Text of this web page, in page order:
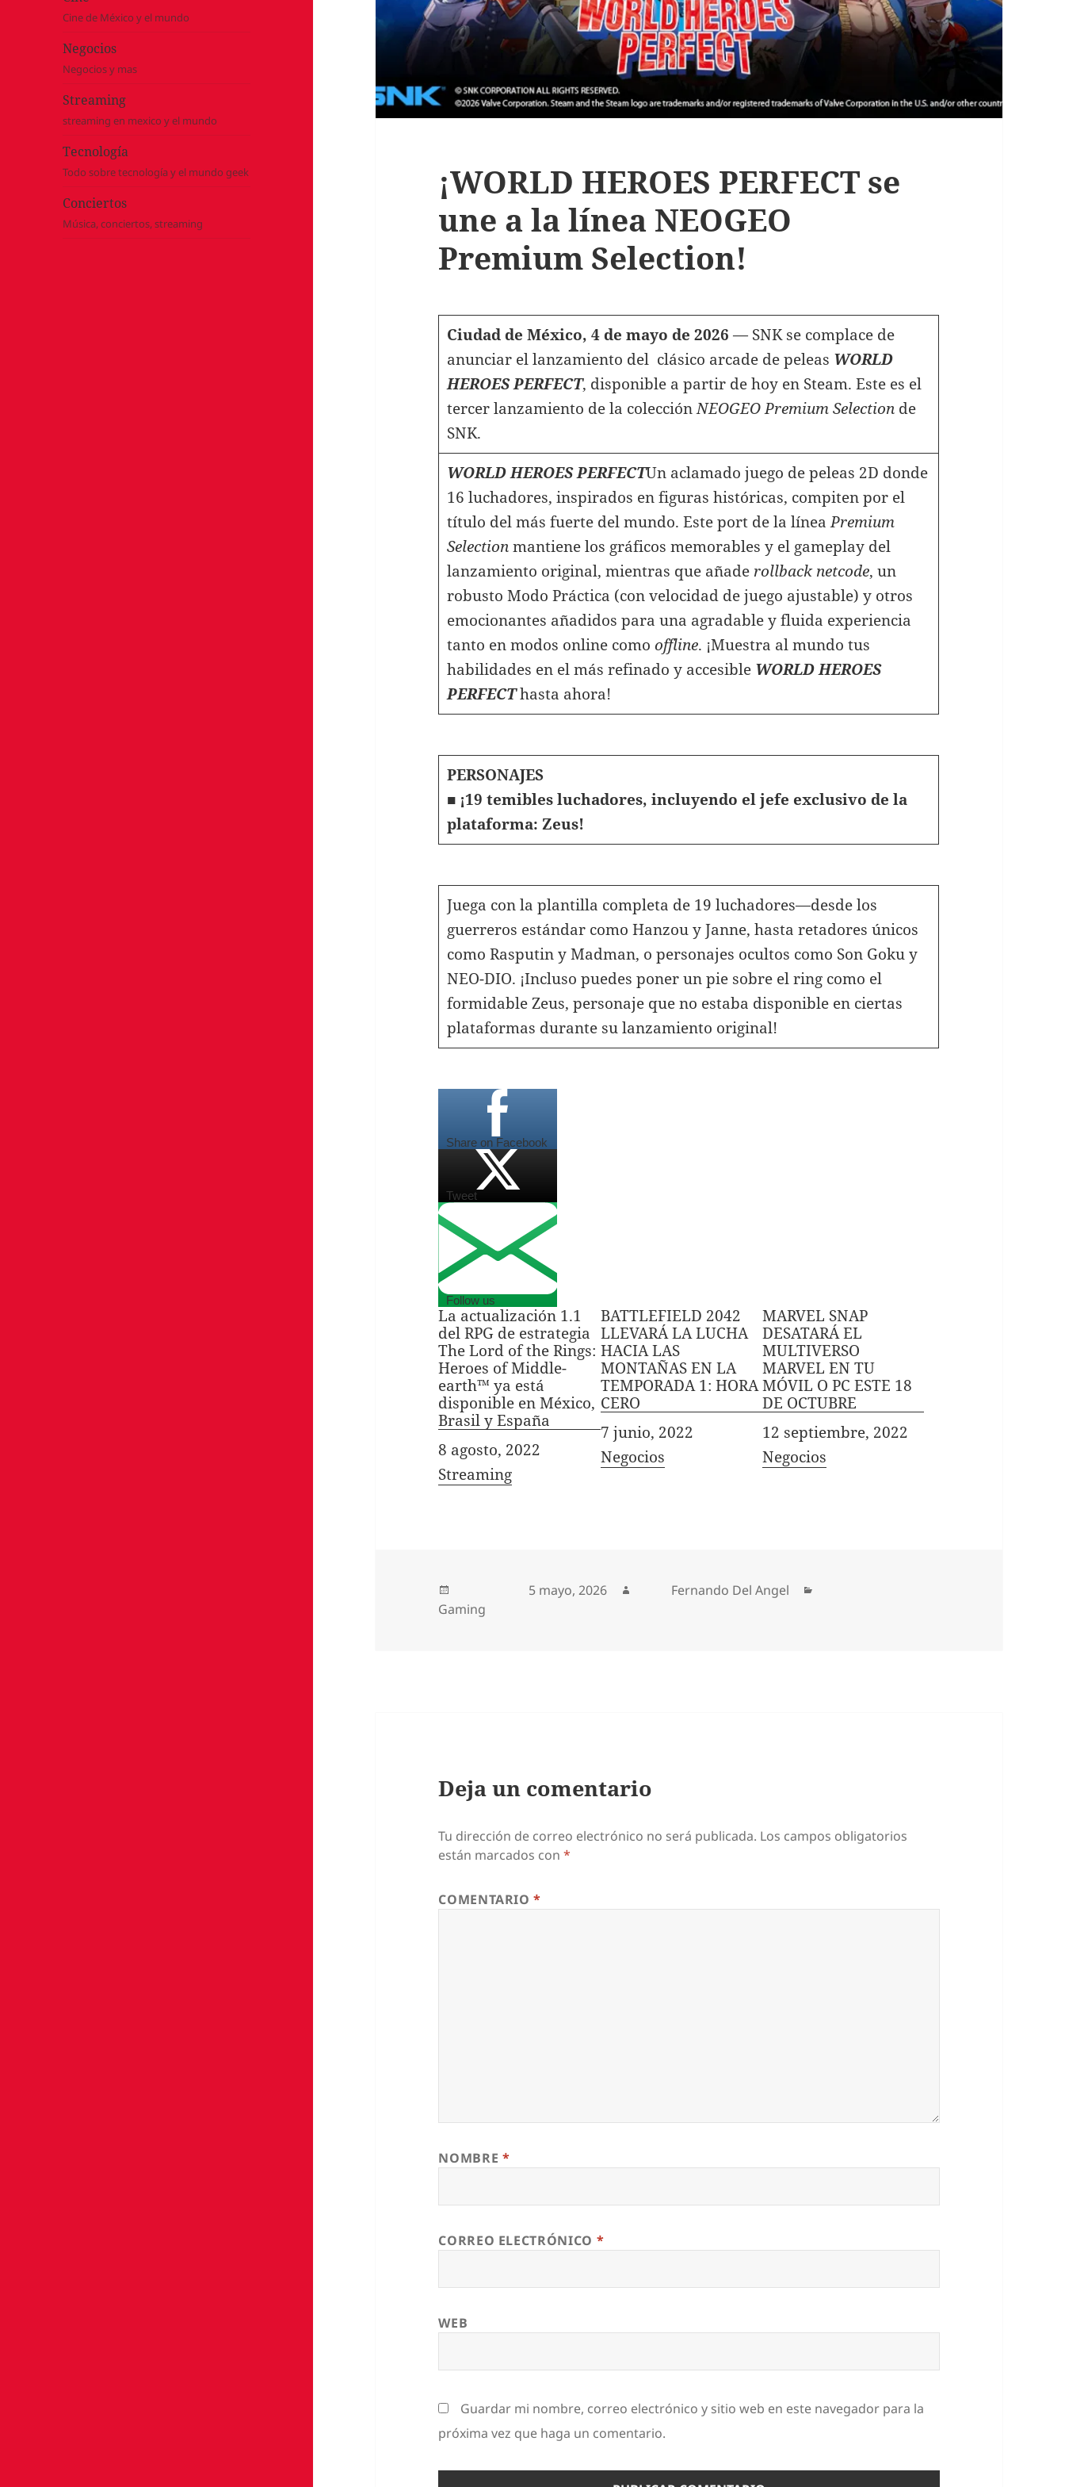
Cine de México y el mundo
Negocios
Negocios y mas
Streaming
streaming en mexico y el mundo
Tecnología
Todo sobre tecnología y el mundo geek
Conciertos
Música, conciertos, streaming
¡WORLD HEROES PERFECT se
une a la línea NEOGEO
Premium Selection!
Ciudad de México, 4 de mayo de 2026 — SNK se complace de
anunciar el lanzamiento del clásico arcade de peleas WORLD
HEROES PERFECT, disponible a partir de hoy en Steam. Este es el
tercer lanzamiento de la colecciónNEOGEO Premium Selectionde
SNK.
WORLD HEROES PERFECTUn aclamado juego de peleas 2D donde
16 luchadores, inspirados en figuras históricas, compiten por el
título del más fuerte del mundo. Este port de la líneaPremium
Selectionmantiene los gráficos memorables y el gameplay del
lanzamiento original, mientras que añade rollback netcode, un
robusto Modo Práctica (con velocidad de juego ajustable) y otros
emocionantes añadidos para una agradable y fluida experiencia
tanto en modos online como offline. ¡Muestra al mundo tus
habilidades en el más refinado y accesibleWORLD HEROES
PERFECThasta ahora!
PERSONAJES
■ ¡19 temibles luchadores, incluyendo el jefe exclusivo de la
plataforma: Zeus!
Juega con la plantilla completa de 19 luchadores—desde los
guerreros estándar como Hanzou y Janne, hasta retadores únicos
como Rasputin y Madman, o personajes ocultos como Son Goku y
NEO-DIO. ¡Incluso puedes poner un pie sobre el ring como el
formidable Zeus, personaje que no estaba disponible en ciertas
plataformas durante su lanzamiento original!
Share on Facebook
Tweet
Follow us
La actualización 1.1
del RPG de estrategia
The Lord of the Rings:
Heroes of Middle-
earth™ ya está
disponible en México,
Brasil y España
Fecha
8 agosto, 2022
In relation to
Streaming
BATTLEFIELD 2042
LLEVARÁ LA LUCHA
HACIA LAS
MONTAÑAS EN LA
TEMPORADA 1: HORA
CERO
Fecha
7 junio, 2022
In relation to
Negocios
MARVEL SNAP
DESATARÁ EL
MULTIVERSO
MARVEL EN TU
MÓVIL O PC ESTE 18
DE OCTUBRE
Fecha
12 septiembre, 2022
In relation to
Negocios
5 mayo, 2026 Fernando Del Angel
Gaming
Deja un comentario
Tu dirección de correo electrónico no será publicada. Los campos obligatorios
están marcados con*
COMENTARIO*
NOMBRE *
CORREO ELECTRÓNICO *
WEB
Guardar mi nombre, correo electrónico y sitio web en este navegador para la
próxima vez que haga un comentario.